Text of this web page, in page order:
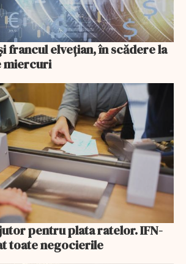
francul elvețian, în scădere la
miercuri
pentru plata ratelor. IFN-
toate negocierile